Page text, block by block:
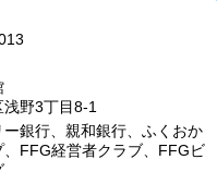
浅野3丁目8-1
銀行、親和銀行、ふくおか
FFG経営者クラブ、FFGビ